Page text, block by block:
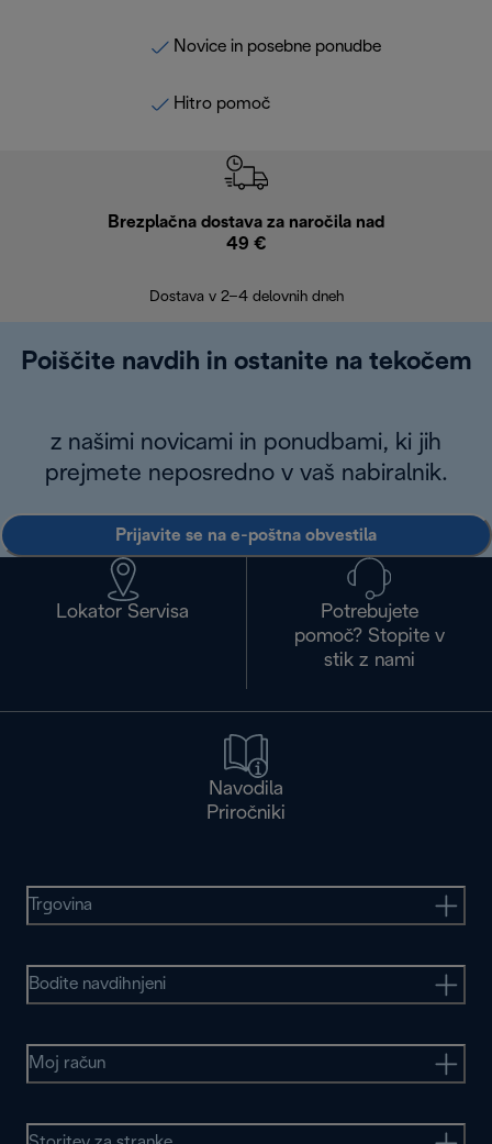
Novice in posebne ponudbe
Hitro pomoč
Brezplačna dostava za naročila nad
49 €
Dostava v 2–4 delovnih dneh
Poiščite navdih in ostanite na tekočem
z našimi novicami in ponudbami, ki jih
prejmete neposredno v vaš nabiralnik.
Prijavite se na e-poštna obvestila
Lokator Servisa
Potrebujete
pomoč? Stopite v
stik z nami
Navodila
Priročniki
Trgovina
Bodite navdihnjeni
Moj račun